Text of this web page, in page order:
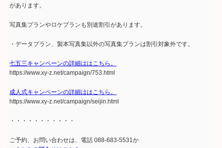
があります。
写真集プランやロケプランも別途割引があります。
・データプラン、製本写真集以外の写真集プランは割引対象外です。
七五三キャンペーンの詳細ははこちら。
https://www.xy-z.net/campaign/753.html
成人式キャンペーンの詳細ははこちら。
https://www.xy-z.net/campaign/seijin.html
・・・・・・・・・・・
ご予約、お問い合わせは、電話 088-683-5531か